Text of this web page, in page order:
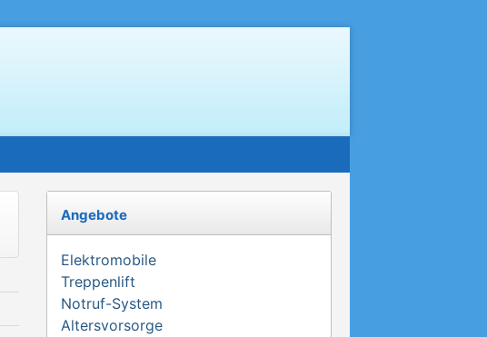
Angebote
Elektromobile
Treppenlift
Notruf-System
Altersvorsorge